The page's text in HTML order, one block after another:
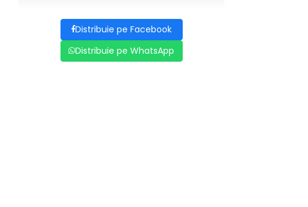
Distribuie pe Facebook
Distribuie pe WhatsApp